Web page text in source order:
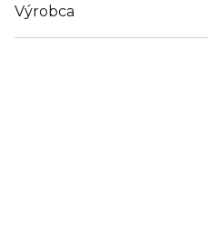
Výrobca